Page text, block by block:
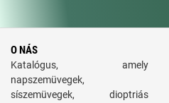
O NÁS
Katalógus, amely
napszemüvegek,
síszemüvegek, dioptriás